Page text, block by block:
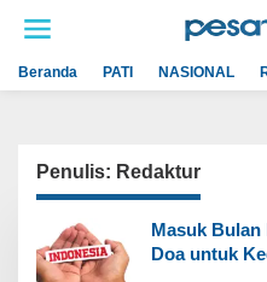
Beranda PATI NASIONAL
Penulis: Redaktur
Masuk Bulan
Doa untuk